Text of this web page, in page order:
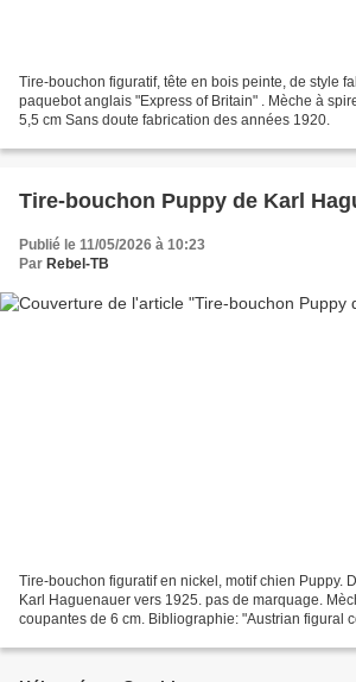
Tire-bouchon figuratif, tête en bois peinte, de style
paquebot anglais "Express of Britain" . Mèche à
5,5 cm Sans doute fabrication des années 1920.
Tire-bouchon Puppy de Karl
Publié le 11/05/2026 à 10:23
Par Rebel-TB
Tire-bouchon figuratif en nickel, motif chien Puppy.
Karl Haguenauer vers 1925. pas de marquage.
coupantes de 6 cm. Bibliographie: "Austrian figural